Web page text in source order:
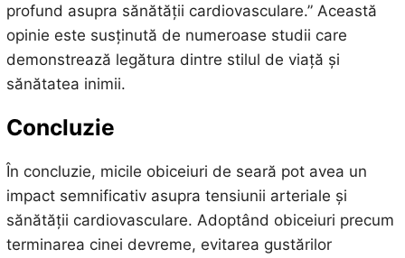
profund asupra sănătății cardiovasculare.” Această
opinie este susținută de numeroase studii care
demonstrează legătura dintre stilul de viață și
sănătatea inimii.
Concluzie
În concluzie, micile obiceiuri de seară pot avea un
impact semnificativ asupra tensiunii arteriale și
sănătății cardiovasculare. Adoptând obiceiuri precum
terminarea cinei devreme, evitarea gustărilor